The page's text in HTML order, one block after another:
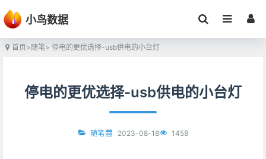
小鸟数据
首页>随笔> 停电的更优选择-usb供电的小台灯
停电的更优选择-usb供电的小台灯
随笔 2023-08-18 1458